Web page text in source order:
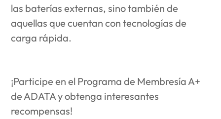
las baterías externas, sino también de
aquellas que cuentan con tecnologías de
carga rápida.
¡Participe en el Programa de Membresía A+
de ADATA y obtenga interesantes
recompensas!